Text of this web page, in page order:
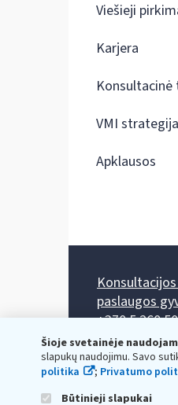
Šioje svetainėje
slapukų naudojimu. Savo
politika
; Privatumo
Būtinieji slapukai
Viešieji
Karjera
Konsultacinė
VMI strategija
Apklausos
paslaugos
+370 5 260
Darbo laikas: I-
Prieššventinę
Kiekvieno